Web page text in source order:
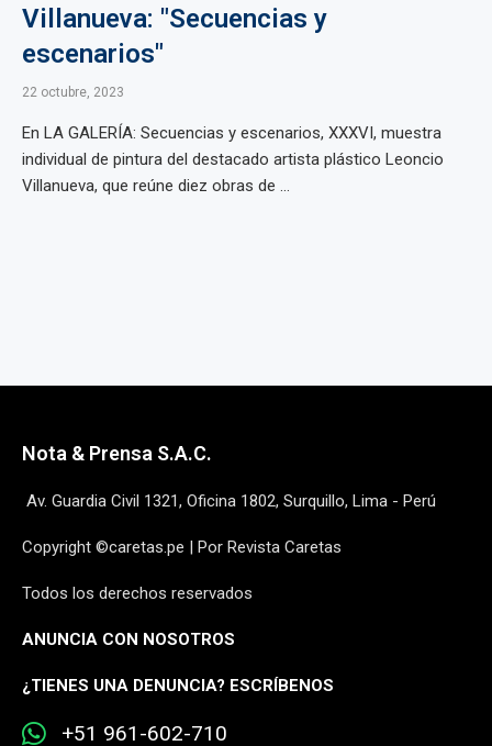
Villanueva: "Secuencias y
escenarios"
22 octubre, 2023
En LA GALERÍA: Secuencias y escenarios, XXXVI, muestra
individual de pintura del destacado artista plástico Leoncio
Villanueva, que reúne diez obras de ...
Nota & Prensa S.A.C.
Av. Guardia Civil 1321, Oficina 1802, Surquillo, Lima - Perú
Copyright ©caretas.pe | Por Revista Caretas
Todos los derechos reservados
ANUNCIA CON NOSOTROS
¿TIENES UNA DENUNCIA? ESCRÍBENOS
+51 961-602-710